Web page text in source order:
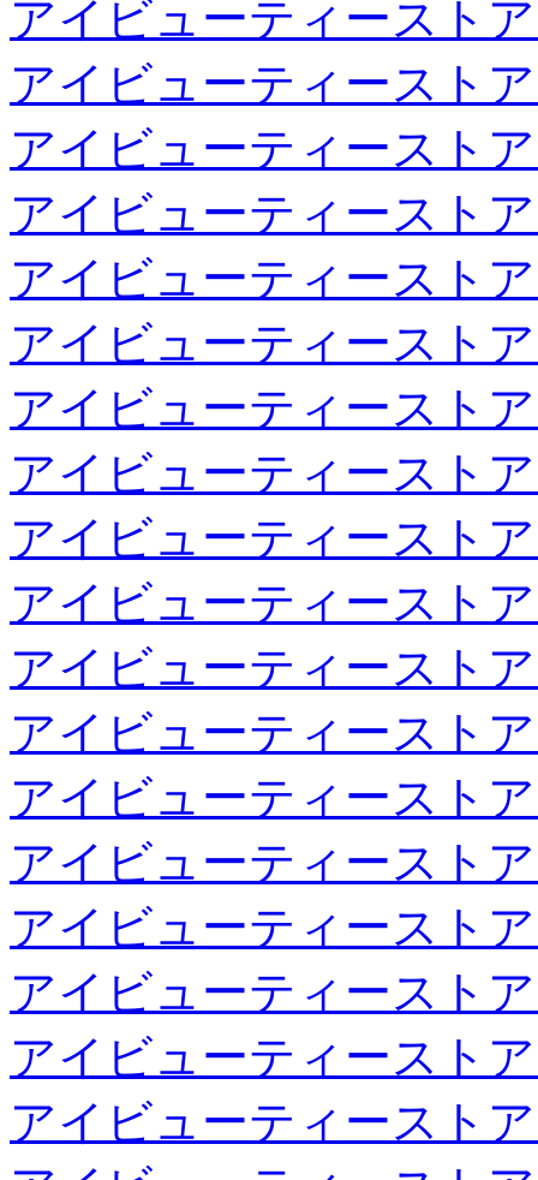
アイビューティースト
アイビューティースト
アイビューティースト
アイビューティースト
アイビューティースト
アイビューティースト
アイビューティースト
アイビューティースト
アイビューティースト
アイビューティースト
アイビューティースト
アイビューティースト
アイビューティースト
アイビューティースト
アイビューティースト
アイビューティースト
アイビューティースト
アイビューティースト